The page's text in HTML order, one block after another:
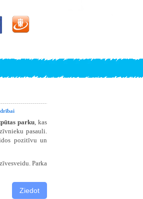
parku, kas
pasauli.
pozitīvu un
Parka